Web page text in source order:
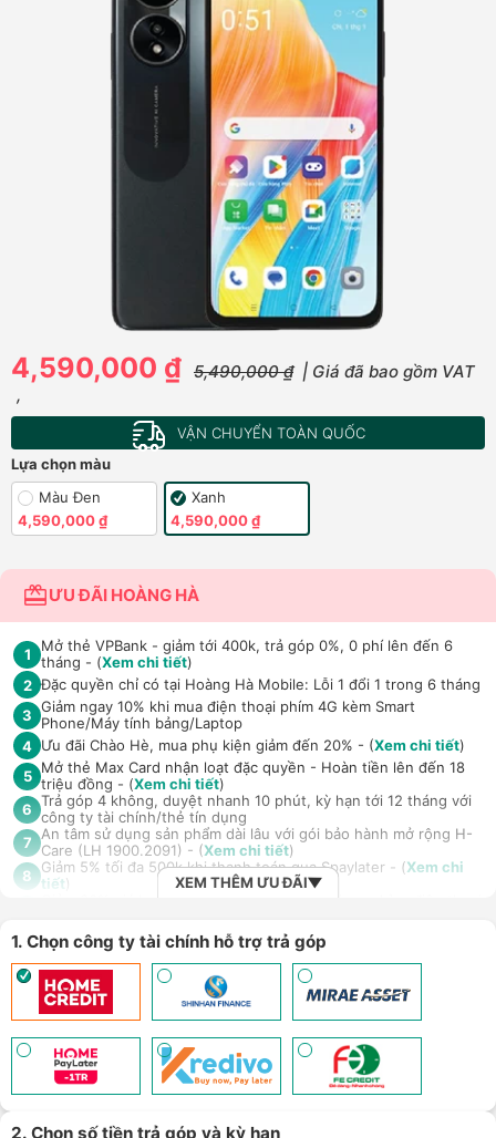
4,590,000 ₫ 5,490,000 ₫ | Giá đã bao gồm VAT
,
VẬN CHUYỂN TOÀN QUỐC
Lựa chọn màu
Màu Đen
4,590,000 ₫
Xanh
4,590,000 ₫
ƯU ĐÃI HOÀNG HÀ
1
Mở thẻ VPBank - giảm tới 400k, trả góp 0%, 0 phí lên đến 6
tháng - (Xem chi tiết)
2 Đặc quyền chỉ có tại Hoàng Hà Mobile: Lỗi 1 đổi 1 trong 6 tháng
3 Giảm ngay 10% khi mua điện thoại phím 4G kèm Smart
Phone/Máy tính bảng/Laptop
4 Ưu đãi Chào Hè, mua phụ kiện giảm đến 20% - (Xem chi tiết)
5 Mở thẻ Max Card nhận loạt đặc quyền - Hoàn tiền lên đến 18
triệu đồng - (Xem chi tiết)
6 Trả góp 4 không, duyệt nhanh 10 phút, kỳ hạn tới 12 tháng với
công ty tài chính/thẻ tín dụng
7 An tâm sử dụng sản phẩm dài lâu với gói bảo hành mở rộng H-
Care (LH 1900.2091) - (Xem chi tiết)
8 Giảm 5% tối đa 500k khi thanh toán qua Spaylater - (Xem chi
tiết)
10 Ưu đãi mua dán màn hình kèm máy Điện thoại/Máy tính
bảng/Laptop/Đồng hồ giảm 10% - (Xem chi tiết
11
Giảm thêm 15% tối đa 1.000.000đ với các sản phẩm Loa, tai nghe
Sony khi mua kèm với các sản phẩm: Laptop/ Điện thoại/ Đồng
hồ thông minh - (
Xem chi tiết)
12 TPBank Evo - Giảm đến 500.000đ, trả góp 0%, 0 phí lên đến 6
tháng - (Xem chi tiết)
13
Giảm tới 500.000đ khi thanh toán qua Homepaylater - (
tiết)
14
Giảm ngay 50.000đ khi mua gói cước di động Mobifone, Vnsky
lên tới 6GB data/ngày - Trải nghiệm 5G chỉ 99k/tháng - (
Nhận báo giá tốt nhất cho khách hàng doanh nghiệp B2B khi
XEM THÊM ƯU ĐÃI
1. Chọn công ty tài chính hỗ trợ trả góp
2. Chọn số tiền trả góp và kỳ hạn